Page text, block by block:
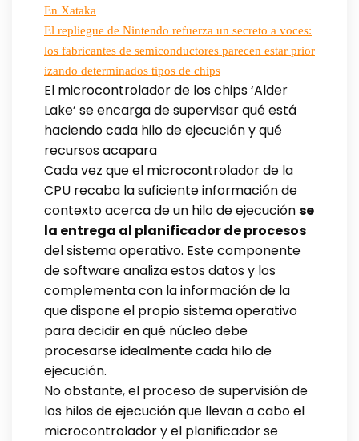
En Xataka
El repliegue de Nintendo refuerza un secreto a voces:
los fabricantes de semiconductores parecen estar prior
izando determinados tipos de chips
El microcontrolador de los chips ‘Alder
Lake’ se encarga de supervisar qué está
haciendo cada hilo de ejecución y qué
recursos acapara
Cada vez que el microcontrolador de la
CPU recaba la suficiente información de
contexto acerca de un hilo de ejecuciónse
la entrega al planificador de procesos
del sistema operativo. Este componente
de software analiza estos datos y los
complementa con la información de la
que dispone el propio sistema operativo
para decidir en qué núcleo debe
procesarse idealmente cada hilo de
ejecución.
No obstante, el proceso de supervisión de
los hilos de ejecución que llevan a cabo el
microcontrolador y el planificador se